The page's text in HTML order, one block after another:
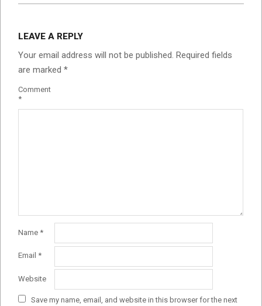
LEAVE A REPLY
Your email address will not be published. Required fields
are marked *
Comment
*
Name *
Email *
Website
Save my name, email, and website in this browser for the next